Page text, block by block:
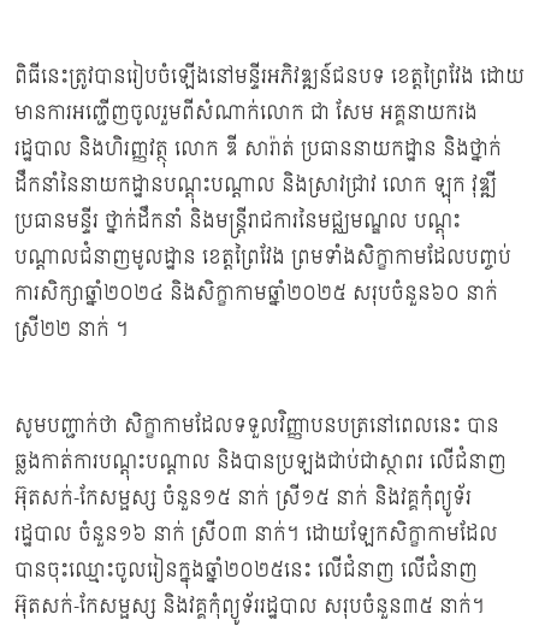
ពិធីនេះត្រូវបានរៀបចំឡើងនៅមន្ទីរអភិវឌ្ឍន៍ជនបទ ខេត្តព្រៃវែង ដោយ
មានការអញ្ជើញចូលរួមពីសំណាក់លោក ជា សែម អគ្គនាយករង
រដ្ឋបាល និងហិរញ្ញវត្ថុ លោក ឌី សារ៉ាត់ ប្រធាននាយកដ្ឋាន និងថ្នាក់
ដឹកនាំនៃនាយកដ្ឋានបណ្តុះបណ្តាល និងស្រាវជ្រាវ លោក ឡុក វុឌ្ឍី
ប្រធានមន្ទីរ ថ្នាក់ដឹកនាំ និងមន្រ្តីរាជការនៃមជ្ឈមណ្ឌល បណ្ដុះ
បណ្ដាលជំនាញមូលដ្ឋាន ខេត្តព្រៃវែង ព្រមទាំងសិក្ខាកាមដែលបញ្ចប់
ការសិក្សាឆ្នាំ២០២៤ និងសិក្ខាកាមឆ្នាំ២០២៥ សរុបចំនួន៦០ នាក់
ស្រី២២ នាក់ ។
សូមបញ្ជាក់ថា សិក្ខាកាមដែលទទួលវិញ្ញាបនបត្រនៅពេលនេះ បាន
ឆ្លងកាត់ការបណ្ដុះបណ្ដាល និងបានប្រឡងជាប់ជាស្ថាពរ លើជំនាញ
អ៊ុតសក់-កែសម្ផស្ស ចំនួន១៥ នាក់ ស្រី១៥ នាក់ និងវគ្គកុំព្យូទ័រ
រដ្ឋបាល ចំនួន១៦ នាក់ ស្រី០៣ នាក់។ ដោយឡែកសិក្ខាកាមដែល
បានចុះឈ្មោះចូលរៀនក្នុងឆ្នាំ២០២៥នេះ លើជំនាញ លើជំនាញ
អ៊ុតសក់-កែសម្ផស្ស និងវគ្គកុំព្យូទ័ររដ្ឋបាល សរុបចំនួន៣៥ នាក់។